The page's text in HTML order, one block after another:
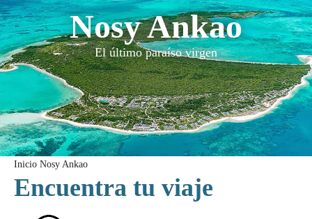
Nosy Ankao
El último paraíso virgen
Inicio Nosy Ankao
Encuentra tu viaje